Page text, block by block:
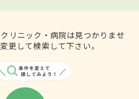
リニック・病院は見つかりませ
更して検索して下さい。